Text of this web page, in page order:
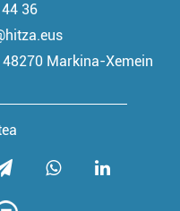
36
Markina-Xemein